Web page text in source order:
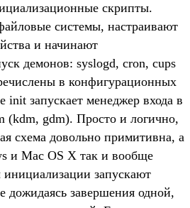
скрипты.
системы, настраивают
и начинают
демонов: syslogd, cron, cups
в конфигурационных
запускает менеджер входа в
(kdm, gdm). Просто и логично,
схема довольно примитивна, а
и Mac OS X так и вообще
запускают
дожидаясь завершения одной,